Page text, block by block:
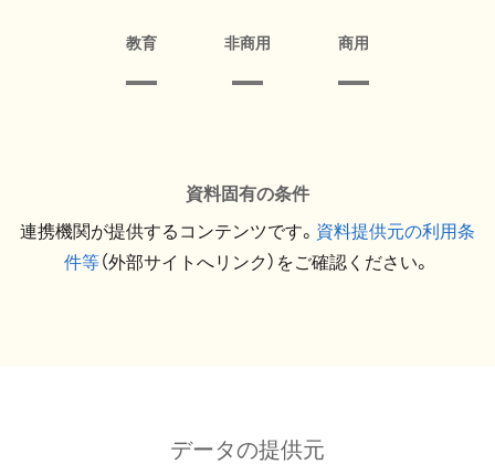
教育 非商用 商用
資料固有の条件
連携機関が提供するコンテンツです。 資料提供元の利用条
件等（外部サイトへリンク）をご確認ください。
データの提供元